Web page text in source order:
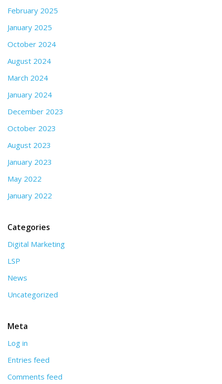
February 2025
January 2025
October 2024
August 2024
March 2024
January 2024
December 2023
October 2023
August 2023
January 2023
May 2022
January 2022
Categories
Digital Marketing
LSP
News
Uncategorized
Meta
Log in
Entries feed
Comments feed